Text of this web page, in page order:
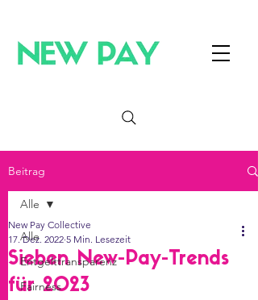
Beitrag
Alle
Entgelttransparenz
Fairness
Alle
Sieben New-Pay-Trends
für 2023
New Pay Collective
17. Dez. 2022 5 Min. Lesezeit